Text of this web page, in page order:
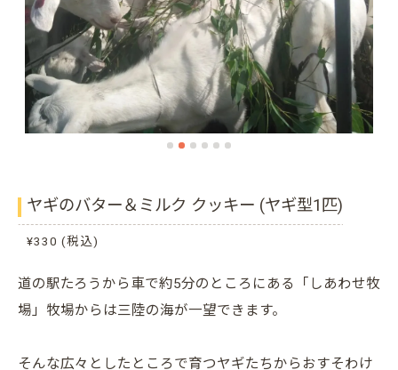
ヤギのバター＆ミルク クッキー (ヤギ型1匹)
¥330 (税込)
道の駅たろうから車で約5分のところにある「しあわせ牧
場」牧場からは三陸の海が一望できます。
そんな広々としたところで育つヤギたちからおすそわけ